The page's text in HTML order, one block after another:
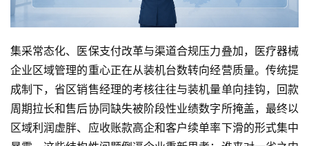
集采常态化、医保支付改革与渠道合规压力叠加，医疗器械
企业区域管理的重心正在从装机台数转向经营质量。传统提
成制下，省区销售经理的考核往往与装机量单向挂钩，回款
周期拉长和售后协同缺失被阶段性业绩数字所掩盖，最终以
区域利润虚胖、应收账款高企和客户续单率下滑的形式集中